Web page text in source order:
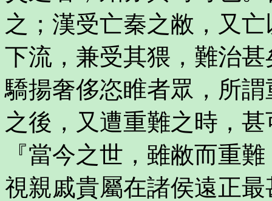
之；漢受亡秦之敝，又
下流，兼受其猥，難治
驕揚奢侈恣睢者眾，所
之後，又遭重難之時，
『當今之世，雖敝而重
視親戚貴屬在諸侯遠正